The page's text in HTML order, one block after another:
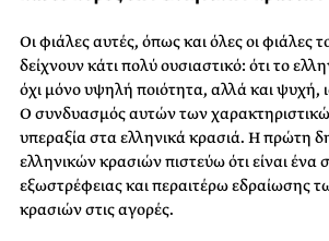
Οι φιάλες αυτές, όπως και όλες οι φιάλες
δείχνουν κάτι πολύ ουσιαστικό: ότι το
όχι μόνο υψηλή ποιότητα, αλλά και ψυχή,
Ο συνδυασμός αυτών των
υπεραξία στα ελληνικά κρασιά. Η πρώτη
ελληνικών κρασιών πιστεύω ότι είναι
εξωστρέφειας και περαιτέρω εδραίωσης
κρασιών στις αγορές.